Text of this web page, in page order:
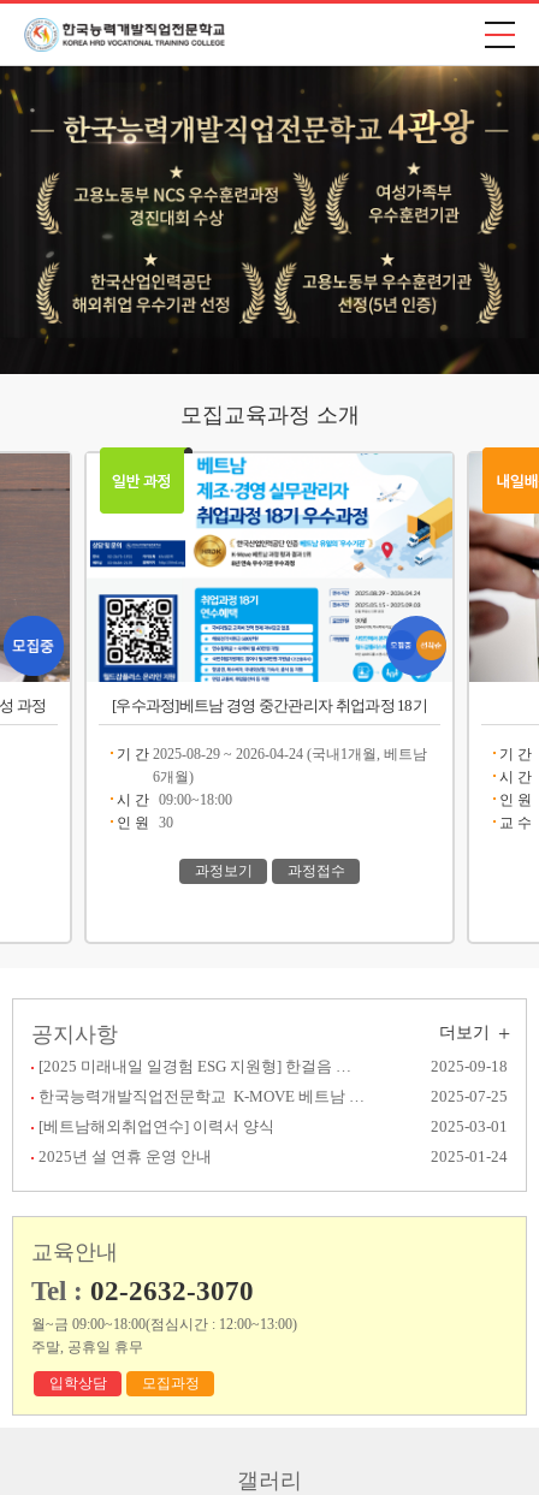
모집교육과정 소개
과정 [우수과정]베트남 경영 중간관리자 취업과정 18기
기 간 2025-08-29 ~ 2026-04-24 (국내1개월, 베트남
6개월)
시 간 09:00~18:00
인 원
30
과정보기 과정접수
기 간
시 간
인 원
교 수
공지사항 더보기 +
[2025 미래내일 일경험 ESG 지원형] 한걸음 챌린지
2025-09-18
한국능력개발직업전문학교 K-MOVE 베트남 취업 후기 공모전 결과발표
2025-07-25
[베트남해외취업연수] 이력서 양식
2025-03-01
2025년 설 연휴 운영 안내
2025-01-24
교육안내
Tel : 02-2632-3070
월~금 09:00~18:00(점심시간 : 12:00~13:00)
주말, 공휴일 휴무
입학상담 모집과정
갤러리